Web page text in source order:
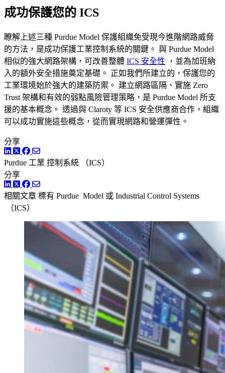
成功保護您的 ICS
瞭解上述三種 Purdue Model 保護組織免受現今進階網路威脅
的方法，是成功保護工業控制系統的關鍵。 與 Purdue Model
相似的強大網路架構，可改善整體 ICS 安全性 ，並為加班納
入的額外安全措施奠定基礎。 正如我們所建立的，保護您的
工業環境始於強大的建築防禦。 建立網路區隔、實施 Zero
Trust 架構和有效的弱點風險管理策略，是 Purdue Model 所支
援的基本概念。 透過與 Claroty 等 ICS 安全供應商合作，組織
可以成功實施這些概念，從而實現網路和營運彈性。
分享
LinkedIn
TwitterFacebook
Purdue 工業 控制系統 （ICS）
分享
LinkedIn
TwitterFacebook
相關文章 標有 Purdue Model 或 Industrial Control Systems
（ICS）